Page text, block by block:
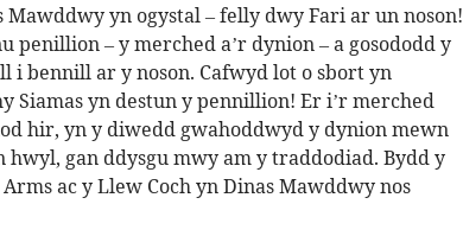
Mawddwy yn ogystal – felly dwy Fari ar un noson!
– y merched a’r dynion – a gosododd y
i bennill ar y noson. Cafwyd lot o sbort yn
Siamas yn destun y pennillion! Er i’r merched
hir, yn y diwedd gwahoddwyd y dynion mewn
gan ddysgu mwy am y traddodiad. Bydd y
ac y Llew Coch yn Dinas Mawddwy nos